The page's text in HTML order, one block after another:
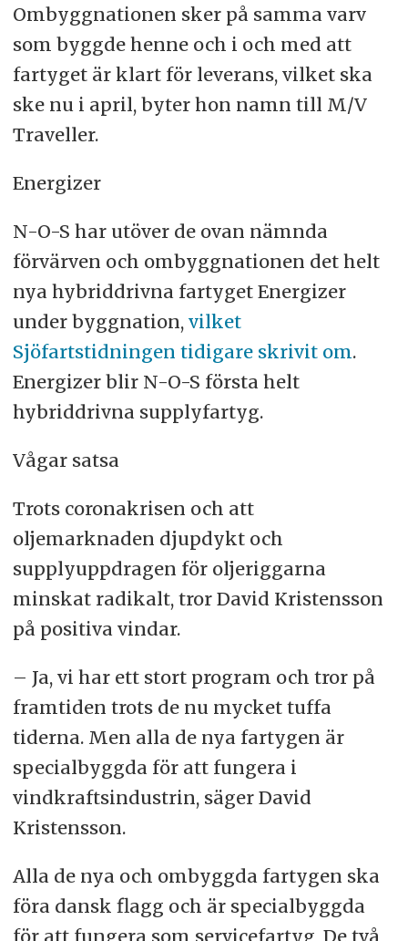
Ombyggnationen sker på samma varv
som byggde henne och i och med att
fartyget är klart för leverans, vilket ska
ske nu i april, byter hon namn till M/V
Traveller.
Energizer
N-O-S har utöver de ovan nämnda
förvärven och ombyggnationen det helt
nya hybriddrivna fartyget Energizer
under byggnation, vilket
Sjöfartstidningen tidigare skrivit om.
Energizer blir N-O-S första helt
hybriddrivna supplyfartyg.
Vågar satsa
Trots coronakrisen och att
oljemarknaden djupdykt och
supplyuppdragen för oljeriggarna
minskat radikalt, tror David Kristensson
på positiva vindar.
– Ja, vi har ett stort program och tror på
framtiden trots de nu mycket tuffa
tiderna. Men alla de nya fartygen är
specialbyggda för att fungera i
vindkraftsindustrin, säger David
Kristensson.
Alla de nya och ombyggda fartygen ska
föra dansk flagg och är specialbyggda
för att fungera som servicefartyg, De två